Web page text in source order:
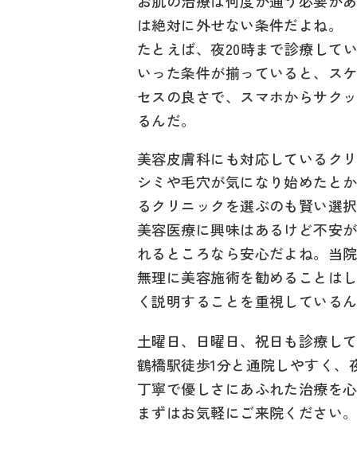
は絶対に外せない条件だよね。
たとえば、夜20時まで診療して
いった条件が揃っていると、ス
セスの良さで、スマホからサク
るんだ。
美容皮膚科にも対応しているク
シミや毛穴が気になり始めたと
るクリニックを選ぶのも賢い選択
美容医療に興味はあるけど不安
れるところなら安心だよね。当
無理に美容施術を勧めることは
く説明することを重視している
土曜日、日曜日、祝日も診療して
鶴橋駅徒歩1分と通院しやすく、
丁寧で優しさにあふれた治療を
まずはお気軽にご来院ください。